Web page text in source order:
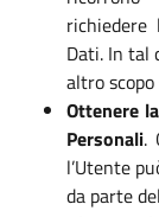
Dati. In tal
altro
Ottenere
Personali.
l’Utente
da parte